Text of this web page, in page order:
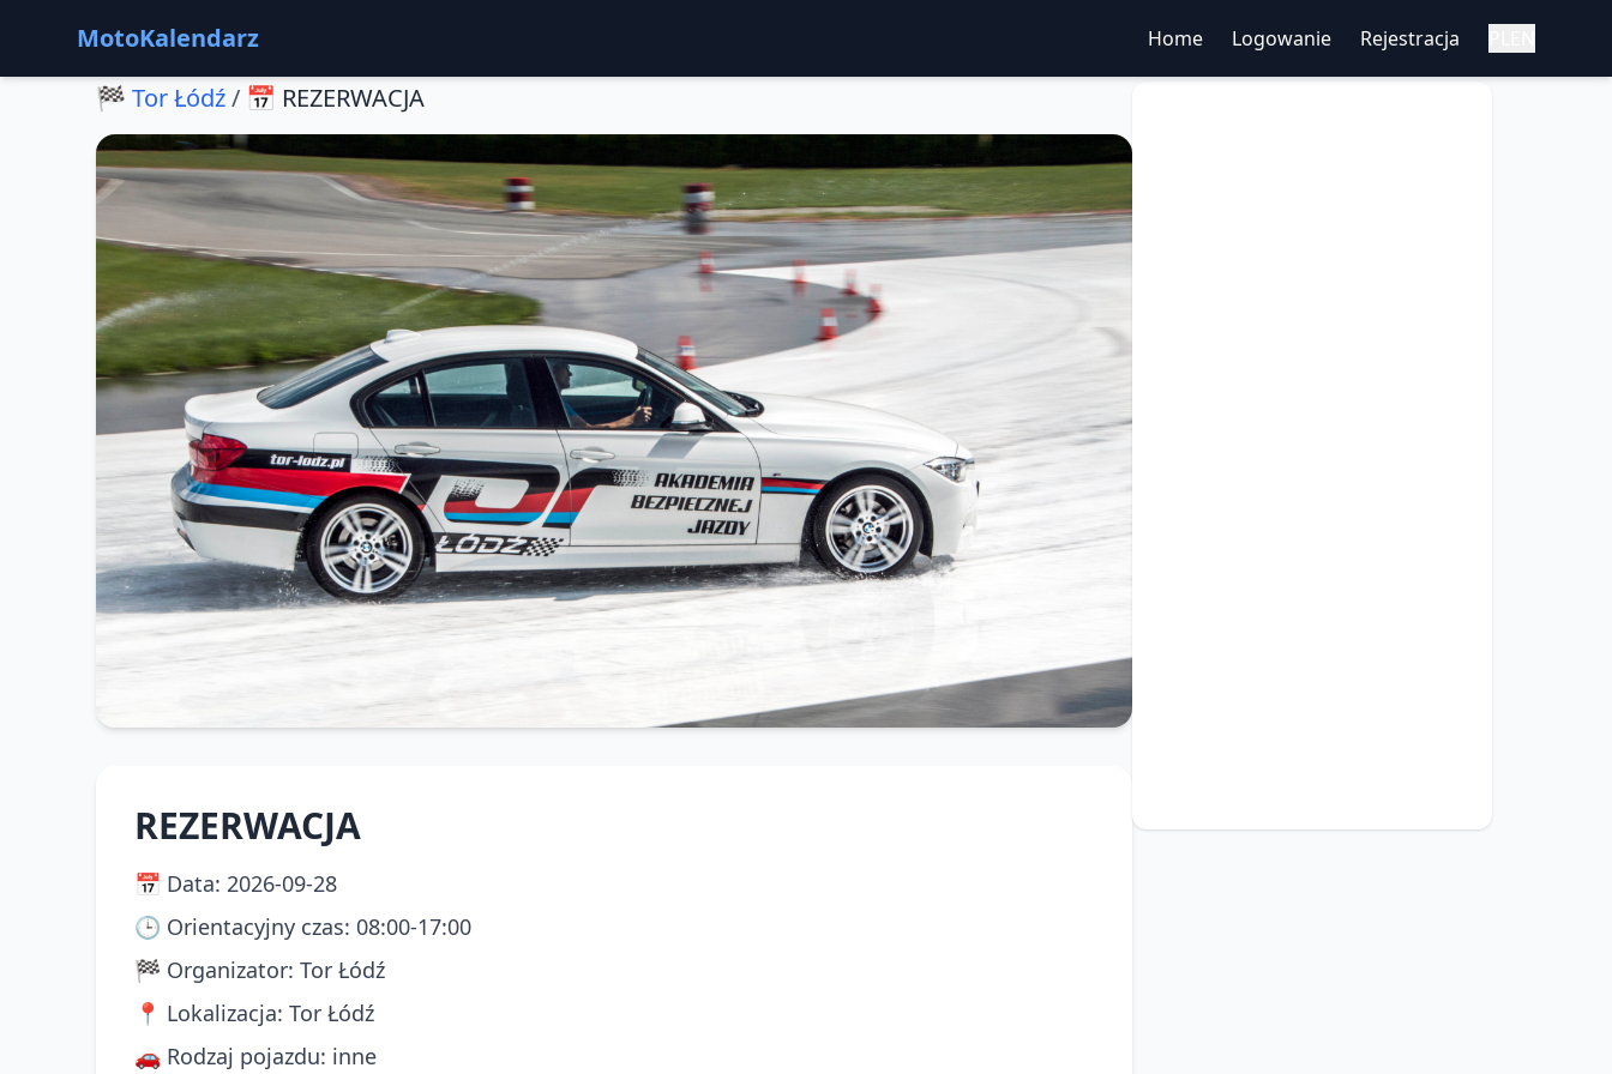
MotoKalendarz Home Logowanie Rejestracja
🏁 Tor Łódź/ 📅 REZERWACJA
REZERWACJA
📅 Data: 2026-09-28
🕒 Orientacyjny czas: 08:00-17:00
🏁 Organizator: Tor Łódź
📍 Lokalizacja: Tor Łódź
🚗 Rodzaj pojazdu: inne